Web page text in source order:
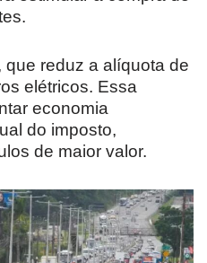
reduz a alíquota de
elétricos. Essa
economia
do imposto,
de maior valor.